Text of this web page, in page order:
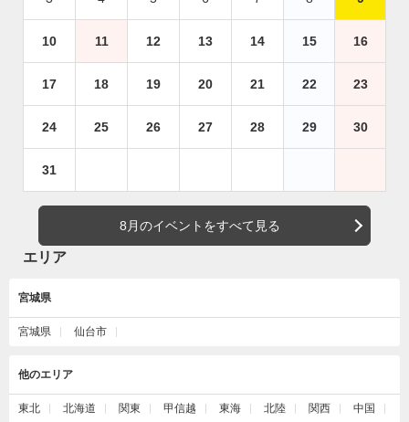
10 11 12 13 14 15 16
17 18 19 20 21 22 23
24 25 26 27 28 29 30
31
8月のイベントをすべて見る
エリア
宮城県
宮城県 仙台市
他のエリア
東北 北海道 関東 甲信越 東海 北陸 関西 中国